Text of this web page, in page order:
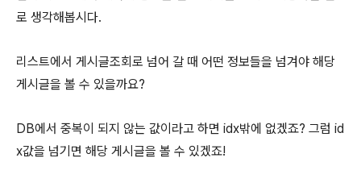
로 생각해봅시다.
리스트에서 게시글조회로 넘어 갈 때 어떤 정보들을 넘겨야 해당
게시글을 볼 수 있을까요?
DB에서 중복이 되지 않는 값이라고 하면 idx밖에 없겠죠? 그럼 id
x값을 넘기면 해당 게시글을 볼 수 있겠죠!